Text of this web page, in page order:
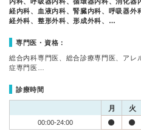
経内科、血液内科、腎臓内科、呼吸器外
経外科、整形外科、形成外科、…
専門医・資格：
総合内科専門医、総合診療専門医、アレ
症専門医…
診療時間
月 火
00:00-24:00